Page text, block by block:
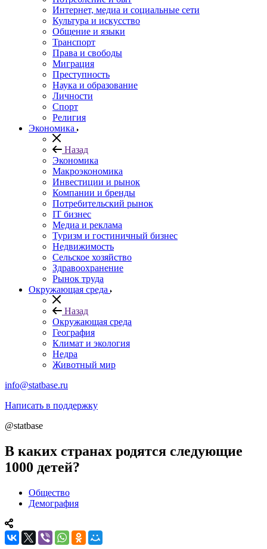
Интернет, медиа и социальные сети
Культура и искусство
Общение и языки
Транспорт
Права и свободы
Миграция
Преступность
Наука и образование
Личности
Спорт
Религия
Экономика
Назад
Экономика
Макроэкономика
Инвестиции и рынок
Компании и бренды
Потребительский рынок
IT бизнес
Медиа и реклама
Туризм и гостиничный бизнес
Недвижимость
Сельское хозяйство
Здравоохранение
Рынок труда
Окружающая среда
Назад
Окружающая среда
География
Климат и экология
Недра
Животный мир
info@statbase.ru
Написать в поддержку
@statbase
В каких странах родятся следующие
1000 детей?
Общество
Демография